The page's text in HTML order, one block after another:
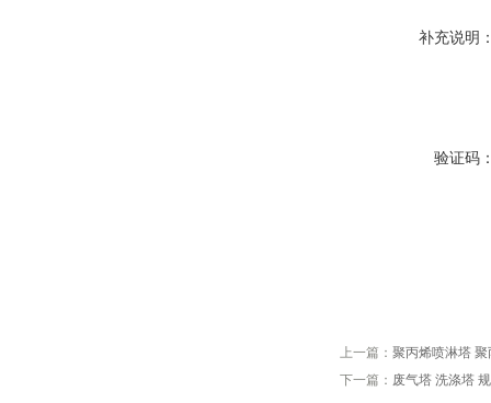
补充说明
验证码
上一篇： 聚丙烯喷淋塔 聚
下一篇： 废气塔 洗涤塔